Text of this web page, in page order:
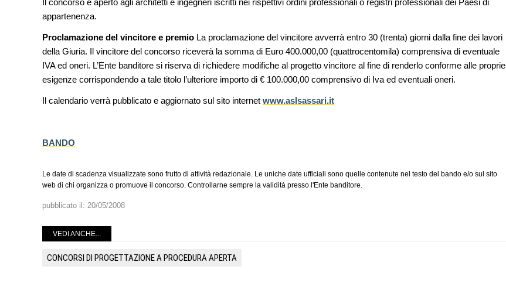
Il concorso è aperto agli architetti e ingegneri iscritti nei rispettivi ordini professionali o registri professionali dei Paesi di
appartenenza.
Proclamazione del vincitore e premio La proclamazione del vincitore avverrà entro 30 (trenta) giorni dalla fine dei lavori
della Giuria. Il vincitore del concorso riceverà la somma di Euro 400.000,00 (quattrocentomila) comprensiva di eventuale
IVA ed oneri. L’Ente banditore si riserva di richiedere modifiche al progetto vincitore al fine di renderlo conforme alle proprie
esigenze corrispondendo a tale titolo l’ulteriore importo di € 100.000,00 comprensivo di Iva ed eventuali oneri.
Il calendario verrà pubblicato e aggiornato sul sito internet www.aslsassari.it
BANDO
Le date di scadenza visualizzate sono frutto di attività redazionale. Le uniche date ufficiali sono quelle contenute nel testo del bando e/o sul sito
web di chi organizza o promuove il concorso. Controllarne sempre la validità presso l'Ente banditore.
pubblicato il: 20/05/2008
VEDI ANCHE...
CONCORSI DI PROGETTAZIONE A PROCEDURA APERTA
L'Agenzia del Demanio lancia gare per
accordi quadro da 219 milioni per servizi
di architettura
fondatori di EMBT, Park, CZA e
ELASTICOFarm